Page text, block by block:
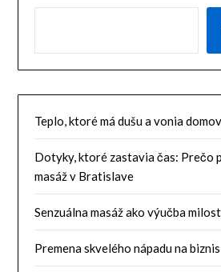
Teplo, ktoré má dušu a vonia
Dotyky, ktoré zastavia čas: Prečo
masáž v Bratislave
Senzuálna masáž ako výučba
Premena skvelého nápadu na biznis